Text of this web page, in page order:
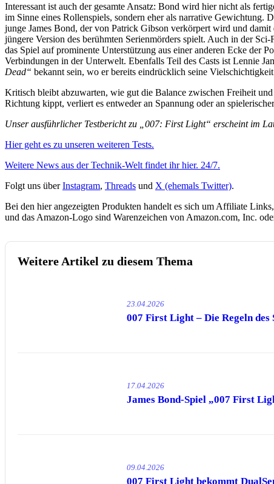
Interessant ist auch der gesamte Ansatz: Bond wird hier nicht als
im Sinne eines Rollenspiels, sondern eher als narrative Gewichtung.
junge James Bond, der von Patrick Gibson verkörpert wird und
jüngere Version des berühmten Serienmörders spielt. Auch in der Sci-
das Spiel auf prominente Unterstützung aus einer anderen Ecke der
Verbindungen in der Unterwelt. Ebenfalls Teil des Casts ist Lennie
Dead“ bekannt sein, wo er bereits eindrücklich seine
Kritisch bleibt abzuwarten, wie gut die Balance zwischen Freiheit
Richtung kippt, verliert es entweder an Spannung oder an
Unser ausführlicher Testbericht zu „007: First Light“ erscheint im
Hier geht es zu unseren weiteren Tests.
Weitere News aus der Technik-Welt findet ihr hier. 24/7.
Folgt uns überInstagram, Threads und X (ehemals Twitter).
Bei den hier angezeigten Produkten handelt es sich um Affiliate
und das Amazon-Logo sind Warenzeichen von Amazon.com, Inc.
Weitere Artikel zu diesem Thema
23.04.2026
007 First Light – Die Regeln
17.04.2026
James Bond-Spiel „007 First
09.04.2026
007 First Light bekommt